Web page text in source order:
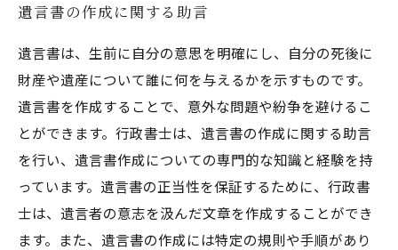
遺言書の作成に関する助言
遺言書は、生前に自分の意思を明確にし、自分の死後に
財産や遺産について誰に何を与えるかを示すものです。
遺言書を作成することで、意外な問題や紛争を避けるこ
とができます。行政書士は、遺言書の作成に関する助言
を行い、遺言書作成についての専門的な知識と経験を持
っています。遺言書の正当性を保証するために、行政書
士は、遺言者の意志を汲んだ文章を作成することができ
ます。また、遺言書の作成には特定の規則や手順があり